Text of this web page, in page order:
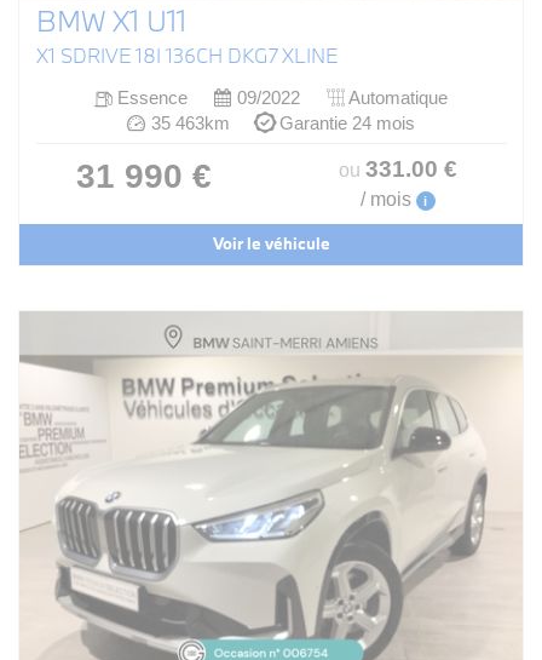
BMW X1 U11
X1 SDRIVE 18I 136CH DKG7 XLINE
Essence 09/2022
Automatique
35 463km
Garantie 24 mois
31 990 € ou 331.00 €
/ mois i
Voir le véhicule